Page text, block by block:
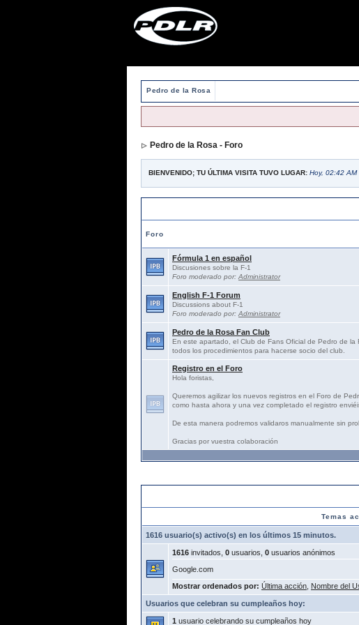
Pedro de la Rosa
Pedro de la Rosa - Foro
BIENVENIDO; TU ÚLTIMA VISITA TUVO LUGAR: Hoy, 02:42 AM
Foro
Fórmula 1 en español
Discusiones sobre la F-1
Foro moderado por: Administrator
English F-1 Forum
Discussions about F-1
Foro moderado por: Administrator
Pedro de la Rosa Fan Club
En este apartado, el Club de Fans Oficial de Pedro de
todos los procedimientos para hacerse socio del club.
Registro en el Foro
Hola foristas,
Queremos agilizar los nuevos registros en el Foro de
como hasta ahora y una vez completado el registro
De esta manera podremos validaros manualmente sin
Gracias por vuestra colaboración
Temas
1616 usuario(s) activo(s) en los últimos 15 minutos.
1616 invitados, 0 usuarios, 0 usuarios anónimos
Google.com
Mostrar ordenados por: Última acción Nombre del
Usuarios que celebran su cumpleaños hoy:
1 usuario celebrando su cumpleaños hoy